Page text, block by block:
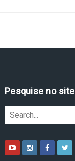
Pesquise no site